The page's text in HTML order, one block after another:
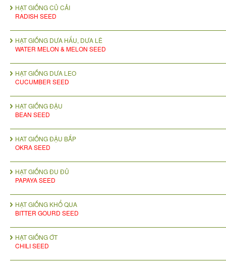
HẠT GIỐNG CỦ CẢI
RADISH SEED
HẠT GIỐNG DƯA HẤU, DƯA LÊ
WATER MELON & MELON SEED
HẠT GIỐNG DƯA LEO
CUCUMBER SEED
HẠT GIỐNG ĐẬU
BEAN SEED
HAT GIỐNG ĐẬU BẮP
OKRA SEED
HẠT GIỐNG ĐU ĐỦ
PAPAYA SEED
HẠT GIỐNG KHỔ QUA
BITTER GOURD SEED
HẠT GIỐNG ỚT
CHILI SEED